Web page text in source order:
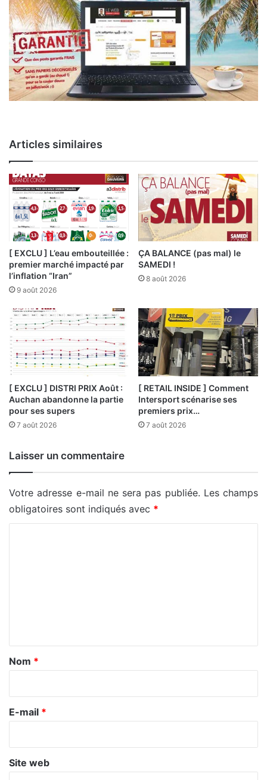
Articles similaires
[ EXCLU ] L’eau embouteillée :
premier marché impacté par
l’inflation “Iran”
9 août 2026
ÇA BALANCE (pas mal) le
SAMEDI !
8 août 2026
[ EXCLU ] DISTRI PRIX Août :
Auchan abandonne la partie
pour ses supers
7 août 2026
[ RETAIL INSIDE ] Comment
Intersport scénarise ses
premiers prix…
7 août 2026
Laisser un commentaire
Votre adresse e-mail ne sera pas publiée. Les champs
obligatoires sont indiqués avec *
a
e
Nom *
E-mail *
Site web